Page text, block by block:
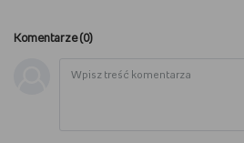
Komentarze (0)